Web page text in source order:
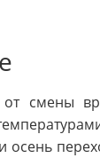
от смены
осень